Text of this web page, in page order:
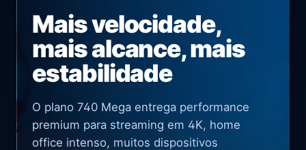
Mais velocidade,
mais alcance, mais
estabilidade
O plano 740 Mega entrega performance
premium para streaming em 4K, home
office intenso, muitos dispositivos